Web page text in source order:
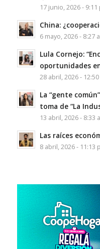
17 junio, 2026 - 9:11
China:
6 mayo, 2026 - 8:27
Lula Cornejo:
oportunidades
28 abril, 2026 -
La “gente
toma de “La
13 abril, 2026 - 8:33
Las raíces
8 abril, 2026 - 11:13